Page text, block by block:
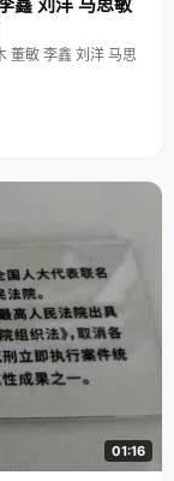
鑫 刘洋 马思敏
董敏 李鑫 刘洋 马思
01:16